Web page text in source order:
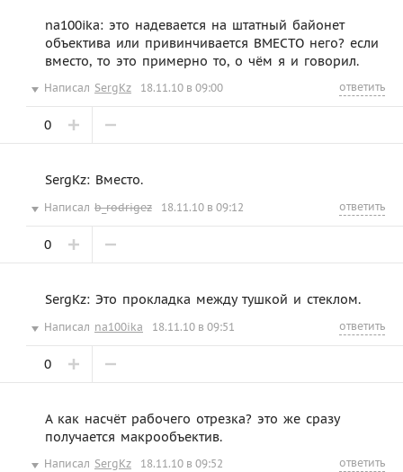
na100ika: это надевается на штатный байонет
объектива или привинчивается ВМЕСТО него? если
вместо, то это примерно то, о чём я и говорил.
Написал SergKz 18.11.10 в 09:00 ответить
0
SergKz: Вместо.
Написал b_rodrigez 18.11.10 в 09:12 ответить
0
SergKz: Это прокладка между тушкой и стеклом.
Написал na100ika 18.11.10 в 09:51 ответить
0
А как насчёт рабочего отрезка? это же сразу
получается макрообъектив.
Написал SergKz 18.11.10 в 09:52 ответить